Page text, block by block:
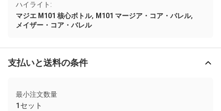
ハイライト:
マジエ M101 核心ボトル, M101 マージア・コア・バレル,
メイザー・コア・バレル
支払いと送料の条件
最小注文数量
1セット